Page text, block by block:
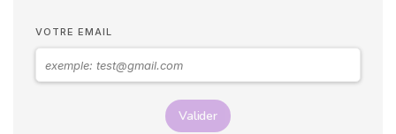
VOTRE EMAIL
Valider